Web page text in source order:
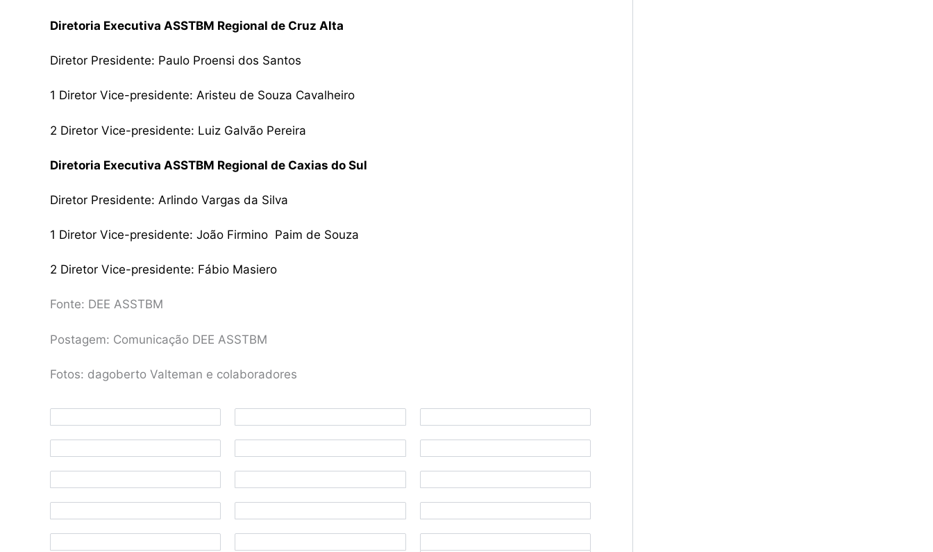
Diretoria Executiva ASSTBM Regional de Cruz Alta
Diretor Presidente: Paulo Proensi dos Santos
1 Diretor Vice-presidente: Aristeu de Souza Cavalheiro
2 Diretor Vice-presidente: Luiz Galvão Pereira
Diretoria Executiva ASSTBM Regional de Caxias do Sul
Diretor Presidente: Arlindo Vargas da Silva
1 Diretor Vice-presidente: João Firmino Paim de Souza
2 Diretor Vice-presidente: Fábio Masiero
Fonte: DEE ASSTBM
Postagem: Comunicação DEE ASSTBM
Fotos: dagoberto Valteman e colaboradores